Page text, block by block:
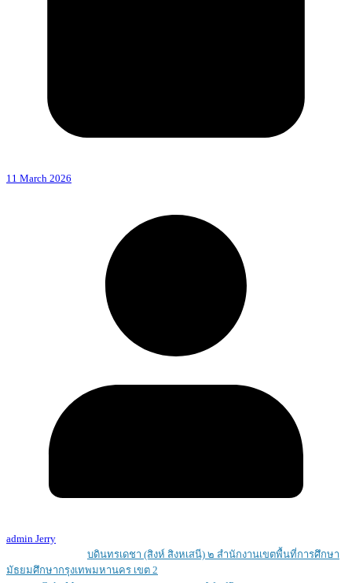
11 March 2026
admin Jerry
บดินทรเดชา (สิงห์ สิงหเสนี) ๒ สํานักงานเขตพื้นที่การศึกษา
มัธยมศึกษากรุงเทพมหานคร เขต 2